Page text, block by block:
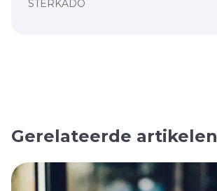
STERKADO
Gerelateerde artikelen